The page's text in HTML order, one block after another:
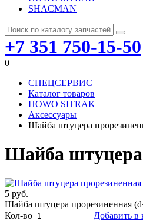
SHACMAN
+7 351 750-15-50
0
СПЕЦСЕРВИС
Каталог товаров
HOWO SITRAK
Аксессуары
Шайба штуцера
Шайба штуцера
5 руб.
Шайба штуцера прорезиненная
Кол-во
Добавить в